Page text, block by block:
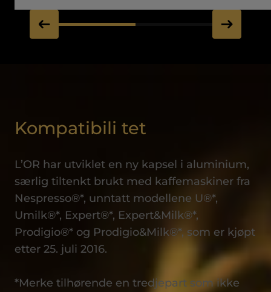
Kompatibili tet
L’OR har utviklet en ny kapsel i aluminium,
særlig tiltenkt brukt med kaffemaskiner fra
Nespresso®*, unntatt modellene U®*,
Umilk®*, Expert®*, Expert&Milk®*,
Prodigio®* og Prodigio&Milk®*, som er kjøpt
etter 25. juli 2016.
*Merke tilhørende en tredjepart som ikke